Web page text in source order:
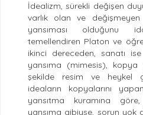
İdealizm, sürekli değişen
varlık olan ve
yansıması olduğunu
temellendiren Platon ve
ikinci dereceden, sanatı
yansıma (mimesis),
şekilde resim ve heykel
ideaların kopyalarını
yansıtma kuramına
yansıma gibiyse, sorun yok